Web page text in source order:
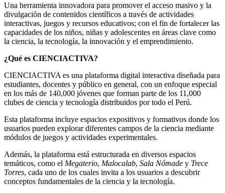
Una herramienta innovadora para promover el acceso masivo y la
divulgación de contenidos científicos a través de actividades
interactivas, juegos y recursos educativos; con el fin de fortalecer las
capacidades de los niños, niñas y adolescentes en áreas clave como
la ciencia, la tecnología, la innovación y el emprendimiento.
¿Qué es CIENCIACTIVA?
CIENCIACTIVA es una plataforma digital interactiva diseñada para
estudiantes, docentes y público en general, con un enfoque especial
en los más de 140,000 jóvenes que forman parte de los 11,000
clubes de ciencia y tecnología distribuidos por todo el Perú.
Esta plataforma incluye espacios expositivos y formativos donde los
usuarios pueden explorar diferentes campos de la ciencia mediante
módulos de juegos y actividades experimentales.
Además, la plataforma está estructurada en diversos espacios
temáticos, como el Megaterio, Malocalab, Sala Nómade y Trece
Torres, cada uno de los cuales invita a los usuarios a descubrir
conceptos fundamentales de la ciencia y la tecnología.